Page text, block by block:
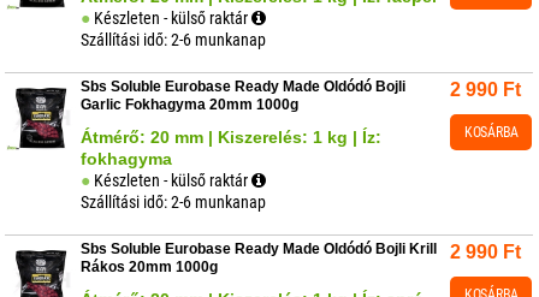
Készleten - külső raktár
Szállítási idő: 2-6 munkanap
Sbs Soluble Eurobase Ready Made Oldódó Bojli
Garlic Fokhagyma 20mm 1000g
Átmérő: 20 mm | Kiszerelés: 1 kg | Íz:
fokhagyma
Készleten - külső raktár
Szállítási idő: 2-6 munkanap
2 990 Ft
KOSÁRBA
Sbs Soluble Eurobase Ready Made Oldódó Bojli Krill
Rákos 20mm 1000g
2 990 Ft